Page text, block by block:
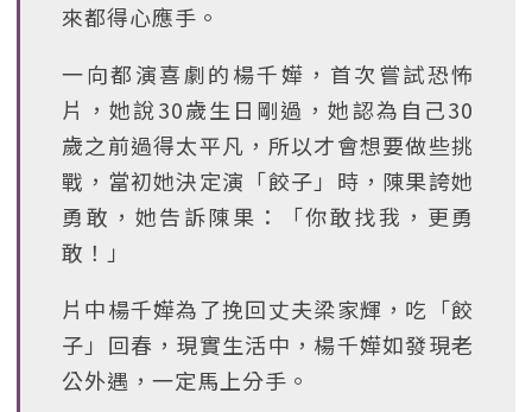
來都得心應手。
一向都演喜劇的楊千嬅，首次嘗試恐怖
片，她說30歲生日剛過，她認為自己30
歲之前過得太平凡，所以才會想要做些挑
戰，當初她決定演「餃子」時，陳果誇她
勇敢，她告訴陳果：「你敢找我，更勇
敢！」
片中楊千嬅為了挽回丈夫梁家輝，吃「餃
子」回春，現實生活中，楊千嬅如發現老
公外遇，一定馬上分手。